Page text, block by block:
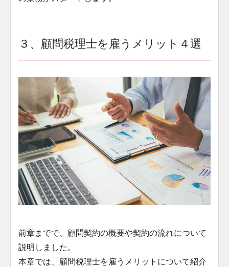
３、顧問税理士を雇うメリット４選
前章までで、顧問契約の概要や契約の流れについて
説明しました。
本章では、顧問税理士を雇うメリットについて紹介